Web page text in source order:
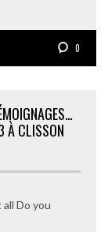
0
À CLISSON
Do you